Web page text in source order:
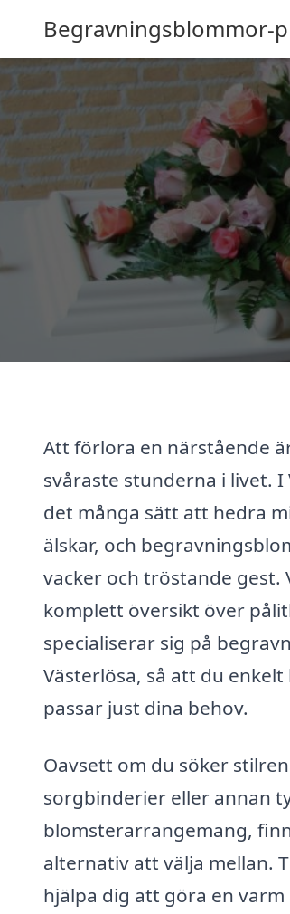
Begravningsblommor-
Att förlora en närstående
svåraste stunderna i livet. I
det många sätt att hedra
älskar, och
vacker och tröstande gest.
komplett översikt över
specialiserar sig på
Västerlösa, så att du
passar just dina behov.
Oavsett om du söker
sorgbinderier eller annan
blomsterarrangemang,
alternativ att välja mellan.
hjälpa dig att göra en varm